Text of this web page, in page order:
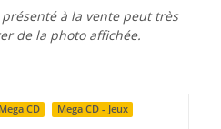
à la vente peut très
de la photo affichée.
Mega CD Mega CD - Jeux